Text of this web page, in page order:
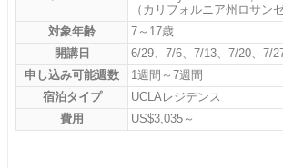
（カリフォルニア州ロサン
対象年齢
7～17歳
開講日
6/29、7/6、7/13、7/20、7/
申し込み可能週数
1週間～7週間
宿泊タイプ
UCLAレジデンス
費用
US$3,035～